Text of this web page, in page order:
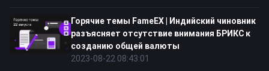
Горячие темы FameEX | Индийский чиновник
разъясняет отсутствие внимания БРИКС к
созданию общей валюты
2023-08-22 08:43:01